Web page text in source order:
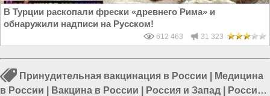
В Турции раскопали фрески «древнего Рима» и
обнаружили надписи на Русском!
612 463 31 323
Принудительная вакцинация в России
Медицина
в России
Вакцина в России Россия и Запад
Россия